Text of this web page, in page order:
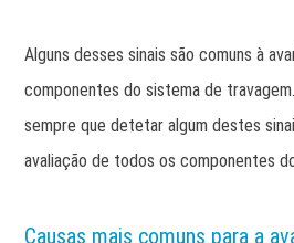
Alguns desses sinais são comuns à
componentes do sistema de
sempre que detetar algum destes
avaliação de todos os componentes
Causas mais comuns para a